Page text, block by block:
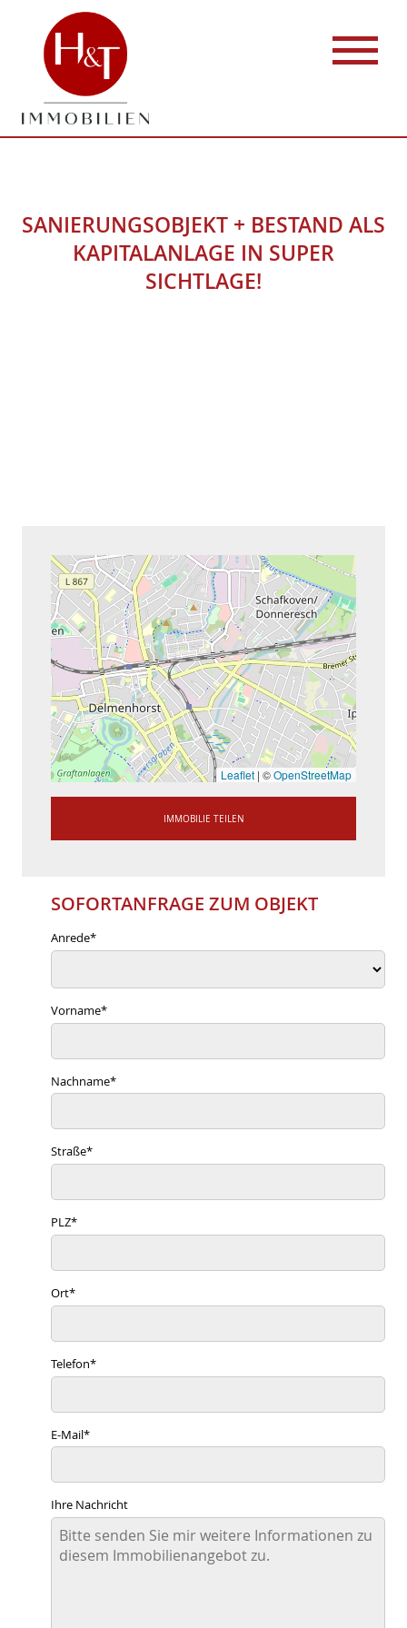
SANIERUNGSOBJEKT + BESTAND ALS
KAPITALANLAGE IN SUPER
SICHTLAGE!
Leaflet | ©OpenStreetMap
IMMOBILIE TEILEN
SOFORTANFRAGE ZUM OBJEKT
Anrede*
Vorname*
Nachname*
Straße*
PLZ*
Ort*
Telefon*
E-Mail*
Ihre Nachricht